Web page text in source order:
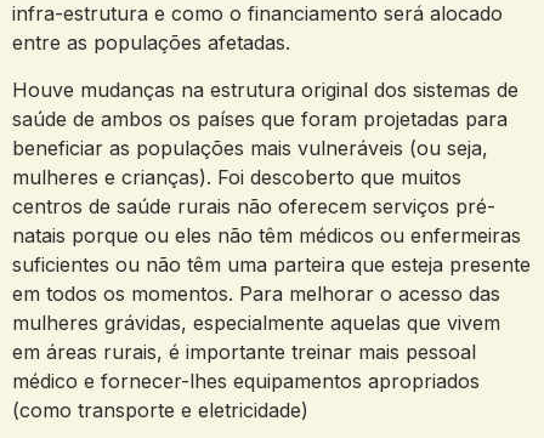
infra-estrutura e como o financiamento será alocado
entre as populações afetadas.
Houve mudanças na estrutura original dos sistemas de
saúde de ambos os países que foram projetadas para
beneficiar as populações mais vulneráveis (ou seja,
mulheres e crianças). Foi descoberto que muitos
centros de saúde rurais não oferecem serviços pré-
natais porque ou eles não têm médicos ou enfermeiras
suficientes ou não têm uma parteira que esteja presente
em todos os momentos. Para melhorar o acesso das
mulheres grávidas, especialmente aquelas que vivem
em áreas rurais, é importante treinar mais pessoal
médico e fornecer-lhes equipamentos apropriados
(como transporte e eletricidade)